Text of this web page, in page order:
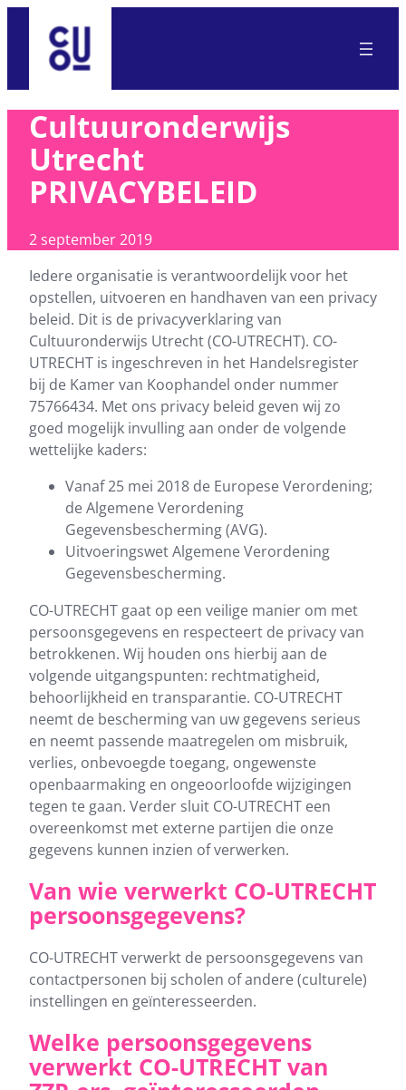
Cultuuronderwijs
Utrecht
PRIVACYBELEID
2 september 2019
Iedere organisatie is verantwoordelijk voor het
opstellen, uitvoeren en handhaven van een privacy
beleid. Dit is de privacyverklaring van
Cultuuronderwijs Utrecht (CO-UTRECHT). CO-
UTRECHT is ingeschreven in het Handelsregister
bij de Kamer van Koophandel onder nummer
75766434. Met ons privacy beleid geven wij zo
goed mogelijk invulling aan onder de volgende
wettelijke kaders:
Vanaf 25 mei 2018 de Europese Verordening;
de Algemene Verordening
Gegevensbescherming (AVG).
Uitvoeringswet Algemene Verordening
Gegevensbescherming.
CO-UTRECHT gaat op een veilige manier om met
persoonsgegevens en respecteert de privacy van
betrokkenen. Wij houden ons hierbij aan de
volgende uitgangspunten: rechtmatigheid,
behoorlijkheid en transparantie. CO-UTRECHT
neemt de bescherming van uw gegevens serieus
en neemt passende maatregelen om misbruik,
verlies, onbevoegde toegang, ongewenste
openbaarmaking en ongeoorloofde wijzigingen
tegen te gaan. Verder sluit CO-UTRECHT een
overeenkomst met externe partijen die onze
gegevens kunnen inzien of verwerken.
Van wie verwerkt CO-UTRECHT
persoonsgegevens?
CO-UTRECHT verwerkt de persoonsgegevens van
contactpersonen bij scholen of andere (culturele)
instellingen en geïnteresseerden.
Welke persoonsgegevens
verwerkt CO-UTRECHT van